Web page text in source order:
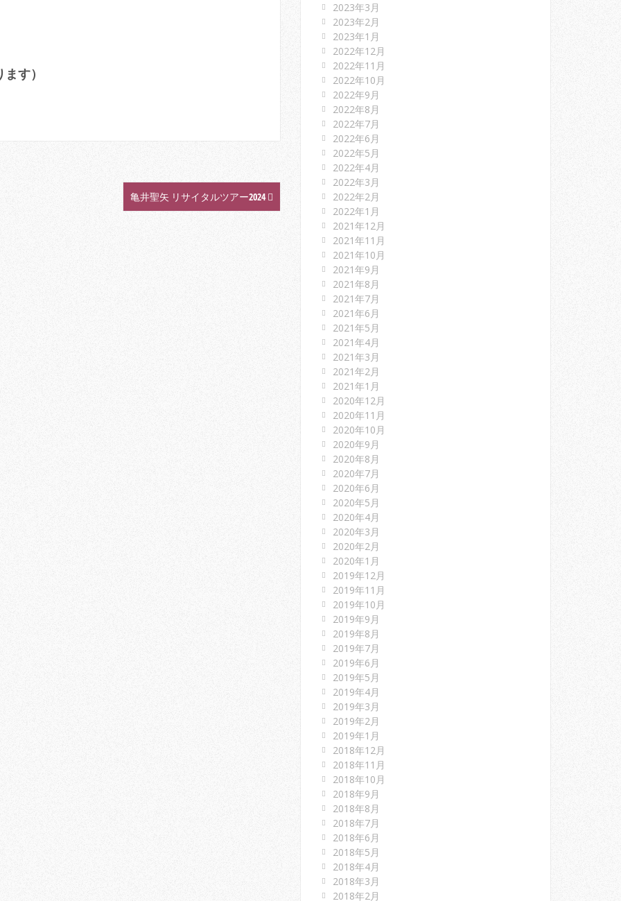
す）
亀井聖矢 リサイタルツアー2024
2023年3月
2023年2月
2023年1月
2022年12月
2022年11月
2022年10月
2022年9月
2022年8月
2022年7月
2022年6月
2022年5月
2022年4月
2022年3月
2022年2月
2022年1月
2021年12月
2021年11月
2021年10月
2021年9月
2021年8月
2021年7月
2021年6月
2021年5月
2021年4月
2021年3月
2021年2月
2021年1月
2020年12月
2020年11月
2020年10月
2020年9月
2020年8月
2020年7月
2020年6月
2020年5月
2020年4月
2020年3月
2020年2月
2020年1月
2019年12月
2019年11月
2019年10月
2019年9月
2019年8月
2019年7月
2019年6月
2019年5月
2019年4月
2019年3月
2019年2月
2019年1月
2018年12月
2018年11月
2018年10月
2018年9月
2018年8月
2018年7月
2018年6月
2018年5月
2018年4月
2018年3月
2018年2月